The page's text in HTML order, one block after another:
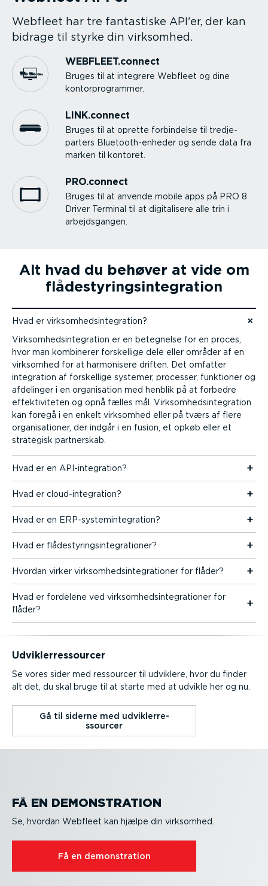
Webfleet har tre fantastiske API'er, der kan
bidrage til styrke din virksomhed.
WEBFLEET.connect
Bruges til at integrere Webfleet og dine
kontor­pro­grammer.
LINK.connect
Bruges til at oprette forbindelse til tredje­
parters Bluet­oo­t­h-en­heder og sende data fra
marken til kontoret.
PRO.connect
Bruges til at anvende mobile apps på PRO 8
Driver Terminal til at digita­lisere alle trin i
arbejds­gangen.
Alt hvad du behøver at vide om
flådesty­rings­in­te­gration
Hvad er virksom­heds­in­te­gration?
Gå til indhold
Virksom­heds­in­te­gration er en betegnelse for en proces,
hvor man kombinerer forskellige dele eller områder af en
virksomhed for at harmonisere driften. Det omfatter
integration af forskellige systemer, processer, funktioner og
afdelinger i en organi­sation med henblik på at forbedre
effek­ti­vi­teten og opnå fælles mål. Virksom­heds­in­te­gration
kan foregå i en enkelt virksomhed eller på tværs af flere
organi­sa­tioner, der indgår i en fusion, et opkøb eller et
strategisk partnerskab.
Hvad er en API-in­te­gration?
Hvad er cloud-in­te­gration?
Hvad er en ERP-sy­ste­min­te­gration?
Hvad er flådesty­rings­in­te­gra­tioner?
Hvordan virker virksom­heds­in­te­gra­tioner for flåder?
Hvad er fordelene ved virksom­heds­in­te­gra­tioner for
flåder?
Udvik­lerre­s­sourcer
Se vores sider med ressourcer til udviklere, hvor du finder
alt det, du skal bruge til at starte med at udvikle her og nu.
Gå til siderne med udvik­lerre­
s­sourcer
FÅ EN DEMON­STRATION
Se, hvordan Webfleet kan hjælpe din virksomhed.
Få en demon­stration